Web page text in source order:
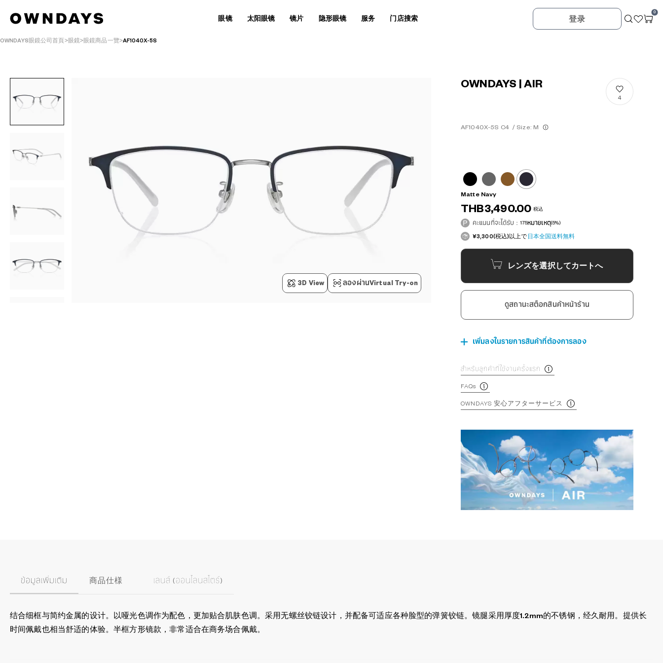
眼镜 太阳眼镜 镜片 隐形眼镜 服务 门店搜索 登录
0
OWNDAYS眼鏡公司首頁 眼鏡 眼鏡商品一覽 AF1040X-5S
3D View ลองผ่านVirtual Try-on
OWNDAYS | AIR
AF1040X-5S C4 / Size: M
4
Matte Navy
THB3,490.00 税込
คะแนนที่จะได้รับ：175หมายเหตุ(5%)
¥3,300(税込)以上で 日本全国送料無料
レンズを選択してカートへ
ดูสถานะสต็อกสินค้าหน้าร้าน
เพิ่มลงในรายการสินค้าที่ต้องการลอง
สำหรับลูกค้าที่ใช้งานครั้งแรก
FAQs
OWNDAYS 安心アフターサービス
ข้อมูลเพิ่มเติม 商品仕様 เลนส์ (ออนไลนสโตร์)
结合细框与简约金属的设计。以哑光色调作为配色，更加贴合肌肤色调。采用无螺丝铰链设计，并配备可适应各种脸型的弹簧铰链。镜腿采用厚度1.2mm的不锈钢，经久耐用。提供长
时间佩戴也相当舒适的体验。半框方形镜款，非常适合在商务场合佩戴。